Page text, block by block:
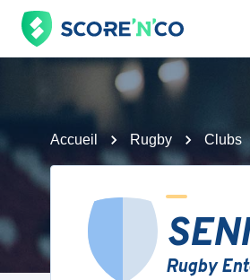
Accueil Rugby Clubs
Rugby